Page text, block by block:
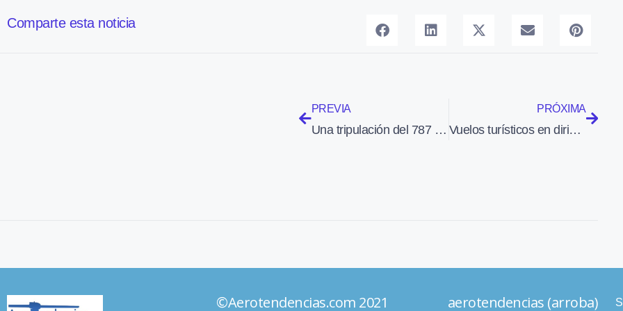
Comparte esta noticia
PREVIA
Una tripulación del 787 de Thomson realizó tomas y despegues en el aeropuerto de Granada
PRÓXIMA
Vuelos turísticos en dirigible sobre París a partir del 3 de agosto
©Aerotendencias.com 2021 aerotendencias (arroba)